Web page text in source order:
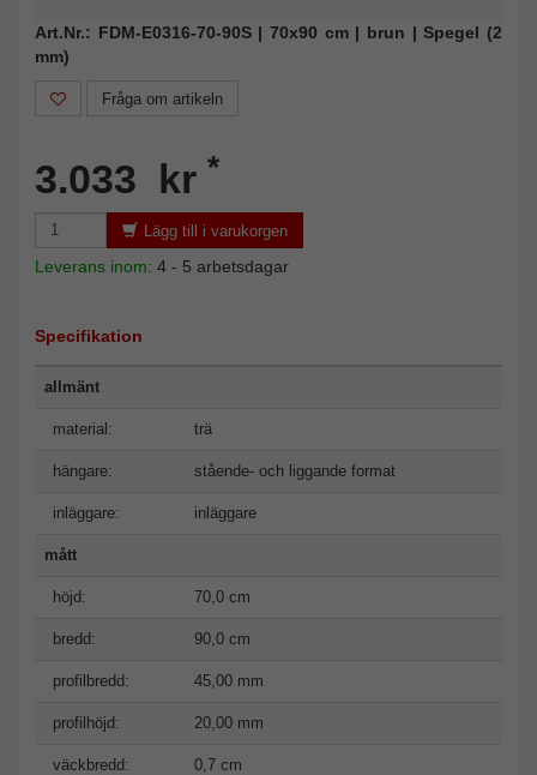
Art.Nr.: FDM-E0316-70-90S | 70x90 cm | brun | Spegel (2
mm)
Fråga om artikeln
3.033 kr *
Lägg till i varukorgen
Leverans inom: 4 - 5 arbetsdagar
Specifikation
allmänt
material: trä
hängare: stående- och liggande format
inläggare: inläggare
mått
höjd: 70,0 cm
bredd: 90,0 cm
profilbredd: 45,00 mm
profilhöjd: 20,00 mm
väckbredd: 0,7 cm